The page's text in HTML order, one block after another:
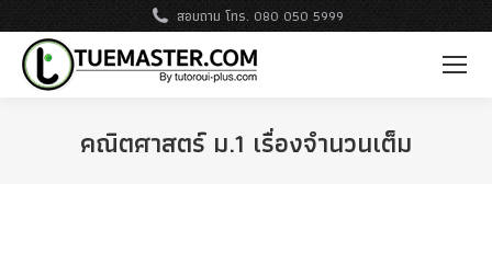
สอบถาม โทร. 080 050 5999
คณิตศาสตร์ ม.1 เรื่องจำนวนเต็ม